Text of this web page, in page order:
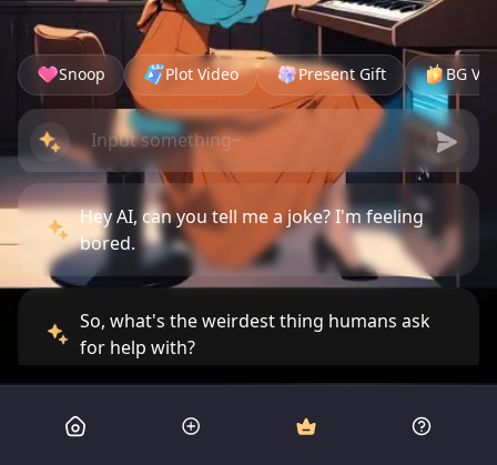
Snoop Plot Video Present Gift BG
Hey AI, can you tell me a joke? I'm feeling
bored.
So, what's the weirdest thing humans ask
for help with?